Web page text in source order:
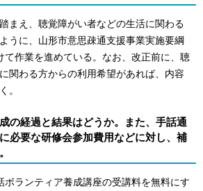
まえ、聴覚障がい者などの生活に関わる
うに、山形市意思疎通支援事業実施要綱
て作業を進めている。なお、改正前に、聴
関わる方からの利用希望があれば、内容
。
の経過と結果はどうか。また、手話通
必要な研修会参加費用などに対し、補
ボランティア養成講座の受講料を無料にす